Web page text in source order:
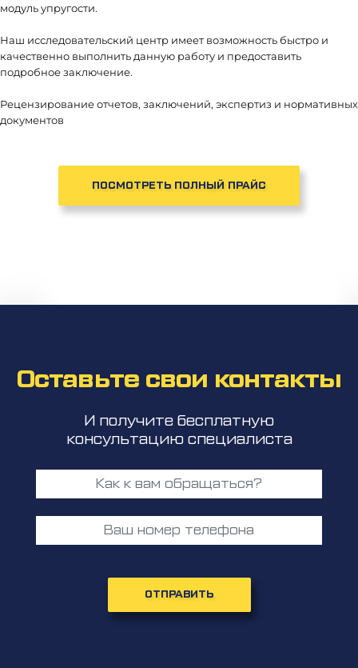
модуль упругости.
Наш исследовательский центр имеет возможность быстро и
качественно выполнить данную работу и предоставить
подробное заключение.
Рецензирование отчетов, заключений, экспертиз и нормативных
документов
ПОСМОТРЕТЬ ПОЛНЫЙ ПРАЙС
Оставьте свои контакты
И получите бесплатную
консультацию специалиста
ОТПРАВИТЬ